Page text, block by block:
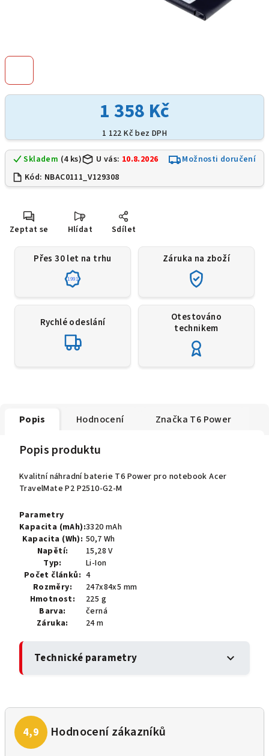
1 358 Kč
1 122 Kč bez DPH
Skladem (4 ks) U vás: 10.8.2026
Možnosti doručení
Kód: NBAC0111_V129308
Zeptat se Hlídat Sdílet
Přes 30 let na trhu
1991
Záruka na zboží
Rychlé odeslání
Otestováno
technikem
Popis Hodnocení Značka T6 Power
Popis produktu
Kvalitní náhradní baterie T6 Power pro notebook Acer
TravelMate P2 P2510-G2-M
Parametry
Kapacita (mAh):3320 mAh
Kapacita (Wh): 50,7 Wh
Napětí:
15,28 V
Typ:
Li-Ion
Počet článků: 4
Rozměry:
247x84x5 mm
Hmotnost:
225 g
Barva:
černá
Záruka:
24 m
Technické parametry expand_more